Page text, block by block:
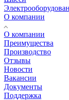
О компании
О компании
Преимущества
Производство
Отзывы
Новости
Вакансии
Документы
Поддержка